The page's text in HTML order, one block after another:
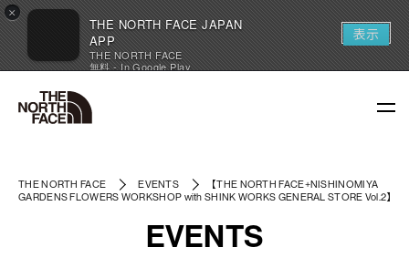
×
THE NORTH FACE JAPAN
APP
THE NORTH FACE
無料 - In Google Play
表示
THE NORTH FACE EVENTS
【THE NORTH FACE+NISHINOMIYA
GARDENS FLOWERS WORKSHOP with SHINK WORKS GENERAL STORE Vol.2】
EVENTS